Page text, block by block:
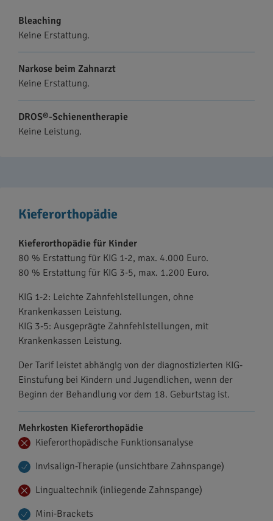
Bleaching
Keine Erstattung.
Narkose beim Zahnarzt
Keine Erstattung.
DROS®-Schienentherapie
Keine Leistung.
Kieferorthopädie
Kieferorthopädie für Kinder
80 % Erstattung für KIG 1-2, max. 4.000 Euro.
80 % Erstattung für KIG 3-5, max. 1.200 Euro.
KIG 1-2: Leichte Zahnfehlstellungen, ohne
Krankenkassen Leistung.
KIG 3-5: Ausgeprägte Zahnfehlstellungen, mit
Krankenkassen Leistung.
Der Tarif leistet abhängig von der diagnostizierten KIG-
Einstufung bei Kindern und Jugendlichen, wenn der
Beginn der Behandlung vor dem 18. Geburtstag ist.
Mehrkosten Kieferorthopädie
Kieferorthopädische Funktionsanalyse
Invisalign-Therapie (unsichtbare Zahnspange)
Lingualtechnik (inliegende Zahnspange)
Mini-Brackets